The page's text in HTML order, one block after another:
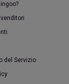
del Servizio